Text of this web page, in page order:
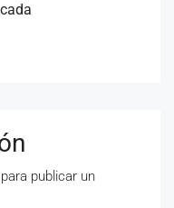
para publicar un